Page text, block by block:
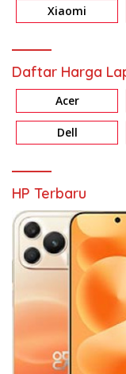
Xiaomi
Daftar Harga
Acer
Dell
HP Terbaru